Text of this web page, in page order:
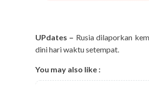
UPdates – Rusia dilaporkan
dini hari waktu setempat.
You may also like :